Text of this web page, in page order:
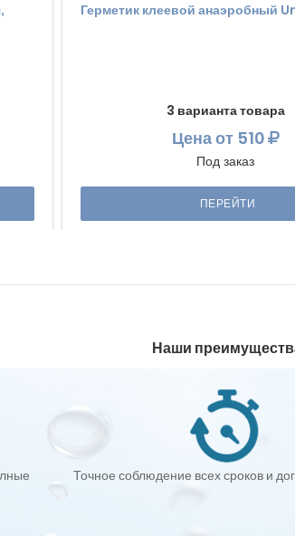
Герметик клеевой анаэробный
3 варианта товара
Ценаот 510
Под заказ
ПЕРЕЙТИ
Наши
Точное соблюдение всех сроков и